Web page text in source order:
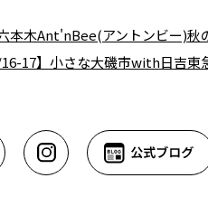
本木Ant'nBee(アントンビー)
16-17】小さな大磯市with日吉